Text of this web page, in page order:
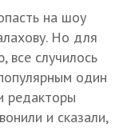
на шоу
Но для
все случилось
один
редакторы
и сказали,